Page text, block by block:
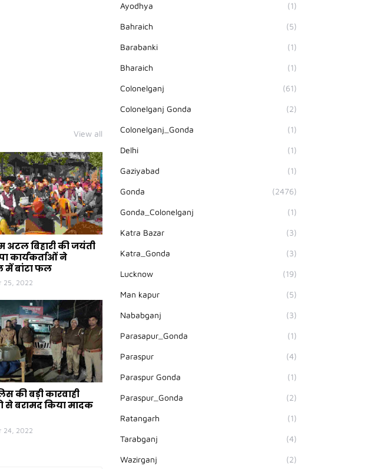
View all
अटल बिहारी की जयंती
कार्यकर्ताओं ने
में बांटा फल
25, 2022
की बड़ी कारवाही
से बरामद किया मादक
24, 2022
Ayodhya (1)
Bahraich (5)
Barabanki (1)
Bharaich (1)
Colonelganj (61)
Colonelganj Gonda (2)
Colonelganj_Gonda (1)
Delhi (1)
Gaziyabad (1)
Gonda (2476)
Gonda_Colonelganj (1)
Katra Bazar (3)
Katra_Gonda (3)
Lucknow (19)
Man kapur (5)
Nababganj (3)
Parasapur_Gonda (1)
Paraspur (4)
Paraspur Gonda (1)
Paraspur_Gonda (2)
Ratangarh (1)
Tarabganj (4)
Wazirganj (2)